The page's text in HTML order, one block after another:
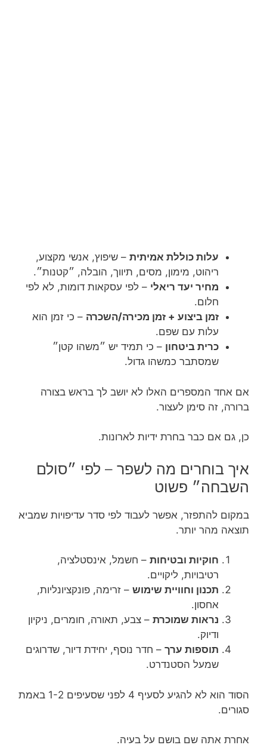
עלות כוללת אמיתית – שיפוץ, אנשי מקצוע,
ריהוט, מימון, מסים, תיווך, הובלה, ״קטנות״.
מחיר יעד ריאלי – לפי עסקאות דומות, לא לפי
חלום.
זמן ביצוע + זמן מכירה/השכרה – כי זמן הוא
עלות עם שפם.
כרית ביטחון – כי תמיד יש ״משהו קטן״
שמסתבר כמשהו גדול.
אם אחד המספרים האלו לא יושב לך בראש בצורה
ברורה, זה סימן לעצור.
כן, גם אם כבר בחרת ידיות לארונות.
איך בוחרים מה לשפר – לפי ״סולם
השבחה״ פשוט
במקום להתפזר, אפשר לעבוד לפי סדר עדיפויות שמביא
תוצאה מהר יותר.
חוקיות ובטיחות – חשמל, אינסטלציה,
רטיבויות, ליקויים.
תכנון וחוויית שימוש – זרימה, פונקציונליות,
אחסון.
נראות שמוכרת – צבע, תאורה, חומרים, ניקיון
ודיוק.
תוספות ערך – חדר נוסף, יחידת דיור, שדרוגים
שמעל הסטנדרט.
הסוד הוא לא להגיע לסעיף 4 לפני שסעיפים 1-2 באמת
סגורים.
אחרת אתה שם בושם על בעיה.